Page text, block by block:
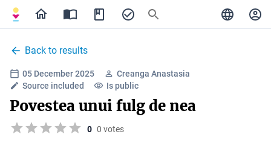
Back to results
05 December 2025
Creanga Anastasia
Source included
Is public
Povestea unui fulg de nea
0 0 votes